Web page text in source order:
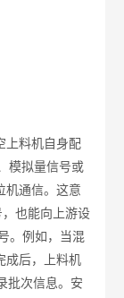
料机自身配
模拟量信号或
机通信。这意
，也能向上游设
。例如，当混
成后，上料机
批次信息。安